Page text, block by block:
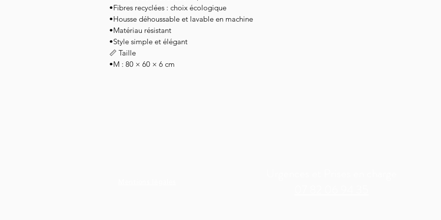
•Fibres recyclées : choix écologique
•Housse déhoussable et lavable en machine
•Matériau résistant
•Style simple et élégant
📏 Taille
•M : 80 × 60 × 6 cm